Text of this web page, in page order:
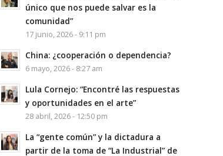
único que nos puede salvar es la
comunidad”
17 junio, 2026 - 9:11 pm
China: ¿cooperación o dependencia?
6 mayo, 2026 - 8:27 am
Lula Cornejo: “Encontré las respuestas
y oportunidades en el arte”
28 abril, 2026 - 12:50 pm
La “gente común” y la dictadura a
partir de la toma de “La Industrial” de